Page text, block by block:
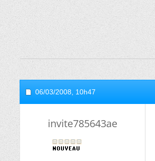
06/03/2008, 10h47
invite785643ae